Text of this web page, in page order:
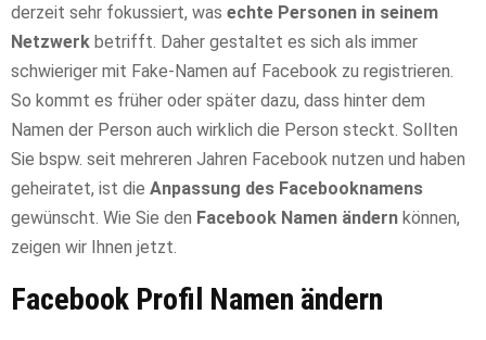
derzeit sehr fokussiert, was echte Personen in seinem
Netzwerk betrifft. Daher gestaltet es sich als immer
schwieriger mit Fake-Namen auf Facebook zu registrieren.
So kommt es früher oder später dazu, dass hinter dem
Namen der Person auch wirklich die Person steckt. Sollten
Sie bspw. seit mehreren Jahren Facebook nutzen und haben
geheiratet, ist die Anpassung des Facebooknamens
gewünscht. Wie Sie den Facebook Namen ändern können,
zeigen wir Ihnen jetzt.
Facebook Profil Namen ändern